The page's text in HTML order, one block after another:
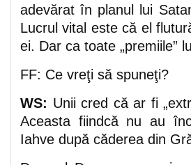
adevărat în planul lui
Lucrul vital este că el
ei. Dar ca toate „premiile”
FF: Ce vreţi să spuneţi?
WS: Unii cred că ar fi
Aceasta fiindcă nu au
Iahve după căderea din